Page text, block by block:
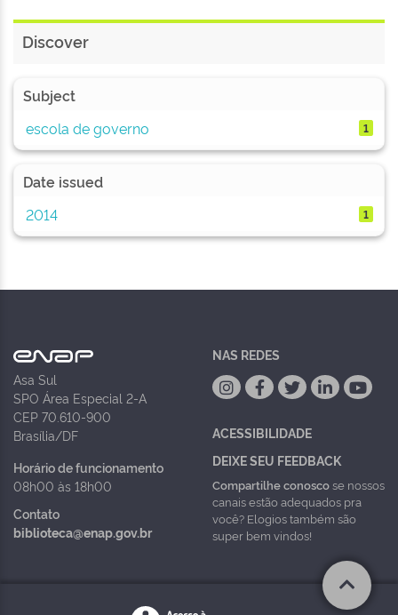
Discover
Subject
escola de governo
1
Date issued
2014
1
Asa Sul
SPO Área Especial 2-A
CEP 70.610-900
Brasília/DF
Horário de funcionamento
08h00 às 18h00
Contato
biblioteca@enap.gov.br
NAS REDES
ACESSIBILIDADE
DEIXE SEU FEEDBACK
Compartilhe conoscose nossos
canais estão adequados pra
você? Elogios também são
super bem vindos!